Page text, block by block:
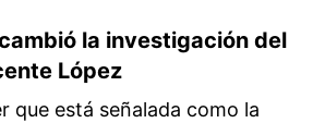
la investigación del
López
que está señalada como la